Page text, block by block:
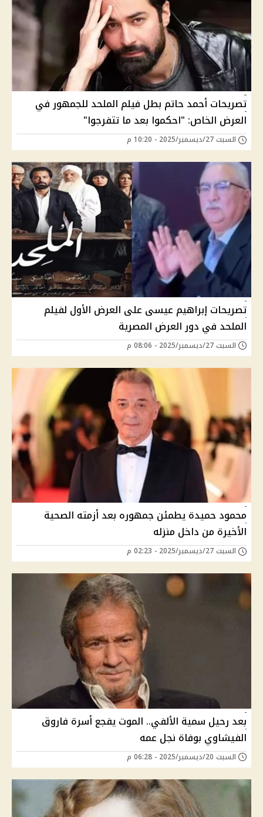
تصريحات أحمد حاتم بطل فيلم الملحد للجمهور في
العرض الخاص: "احكموا بعد ما تتفرجوا"
السبت 27/ديسمبر/2025 - 10:20 م
تصريحات إبراهيم عيسى على العرض الأول لفيلم
الملحد في دور العرض المصرية
السبت 27/ديسمبر/2025 - 08:06 م
محمود حميدة يطمئن جمهوره بعد أزمته الصحية
الأخيرة من داخل منزله
السبت 27/ديسمبر/2025 - 02:23 م
بعد رحيل سمية الألفي.. الموت يفجع أسرة فاروق
الفيشاوي بوفاة نجل عمه
السبت 20/ديسمبر/2025 - 06:28 م